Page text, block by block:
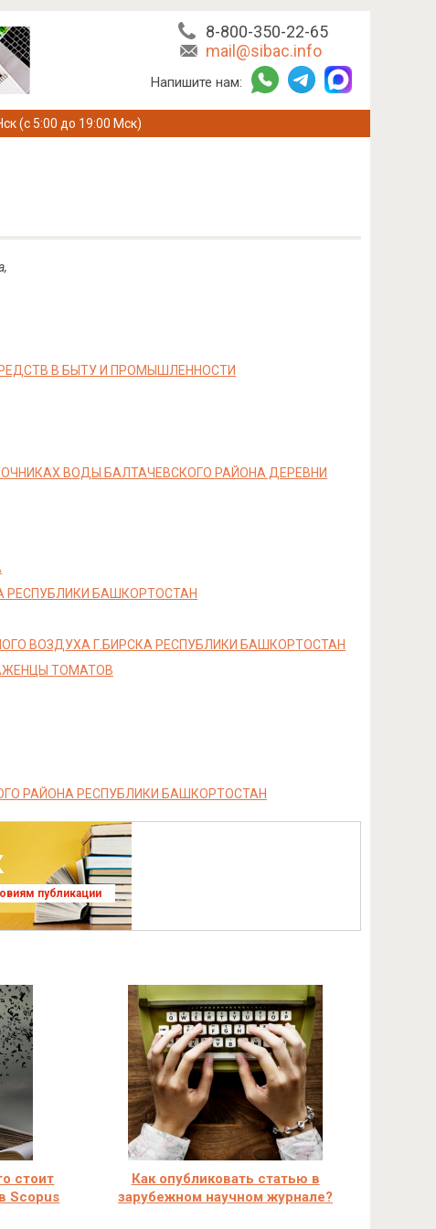
8-800-350-22-65
mail@sibac.info
Напишите нам:
(с 5:00 до 19:00 Мск)
В БЫТУ И ПРОМЫШЛЕННОСТИ
ВОДЫ БАЛТАЧЕВСКОГО РАЙОНА ДЕРЕВНИ
БАШКОРТОСТАН
ВОЗДУХА Г.БИРСКА РЕСПУБЛИКИ БАШКОРТОСТАН
ТОМАТОВ
РАЙОНА РЕСПУБЛИКИ БАШКОРТОСТАН
публикации
стоит
Scopus
Как опубликовать статью в
зарубежном научном журнале?